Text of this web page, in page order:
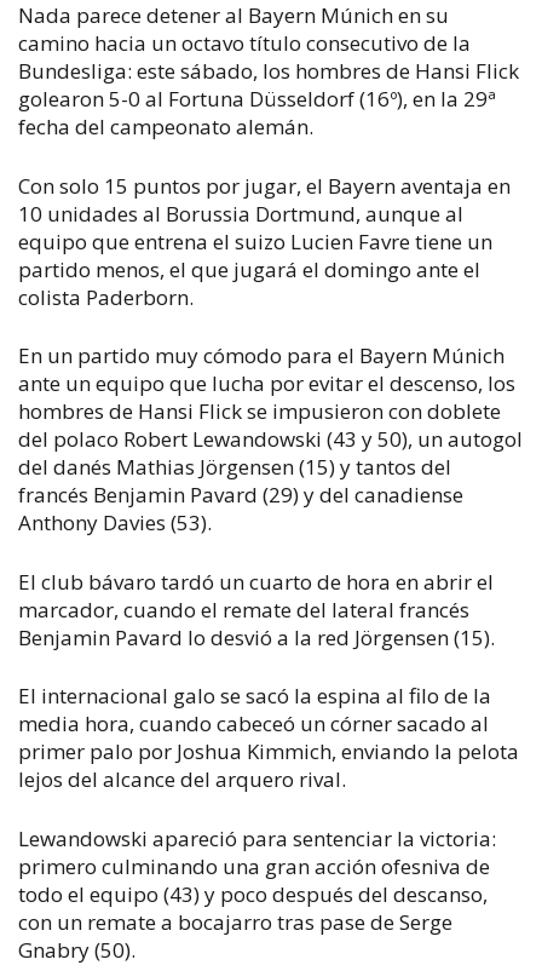
Nada parece detener al Bayern Múnich en su
camino hacia un octavo título consecutivo de la
Bundesliga: este sábado, los hombres de Hansi Flick
golearon 5-0 al Fortuna Düsseldorf (16º), en la 29ª
fecha del campeonato alemán.
Con solo 15 puntos por jugar, el Bayern aventaja en
10 unidades al Borussia Dortmund, aunque al
equipo que entrena el suizo Lucien Favre tiene un
partido menos, el que jugará el domingo ante el
colista Paderborn.
En un partido muy cómodo para el Bayern Múnich
ante un equipo que lucha por evitar el descenso, los
hombres de Hansi Flick se impusieron con doblete
del polaco Robert Lewandowski (43 y 50), un autogol
del danés Mathias Jörgensen (15) y tantos del
francés Benjamin Pavard (29) y del canadiense
Anthony Davies (53).
El club bávaro tardó un cuarto de hora en abrir el
marcador, cuando el remate del lateral francés
Benjamin Pavard lo desvió a la red Jörgensen (15).
El internacional galo se sacó la espina al filo de la
media hora, cuando cabeceó un córner sacado al
primer palo por Joshua Kimmich, enviando la pelota
lejos del alcance del arquero rival.
Lewandowski apareció para sentenciar la victoria:
primero culminando una gran acción ofesniva de
todo el equipo (43) y poco después del descanso,
con un remate a bocajarro tras pase de Serge
Gnabry (50).